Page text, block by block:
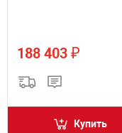
188 403 ₽
Купить